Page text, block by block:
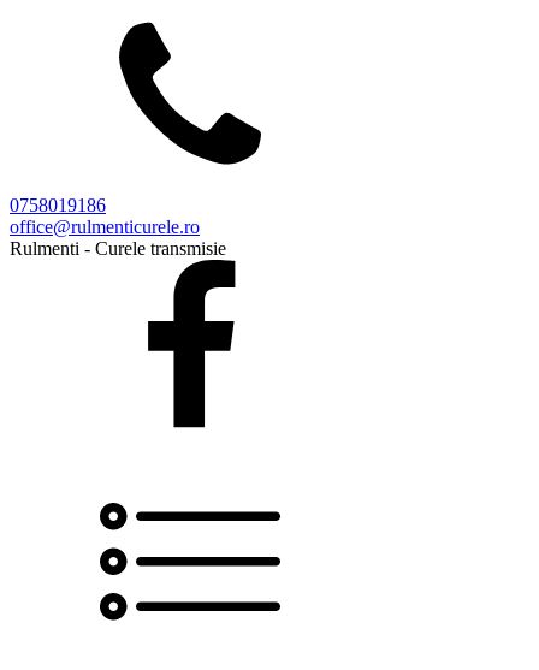
0758019186
office@rulmenticurele.ro
Rulmenti - Curele transmisie